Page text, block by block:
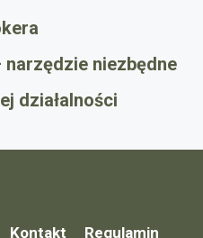
niezbędne
działalności
Kontakt Regulamin